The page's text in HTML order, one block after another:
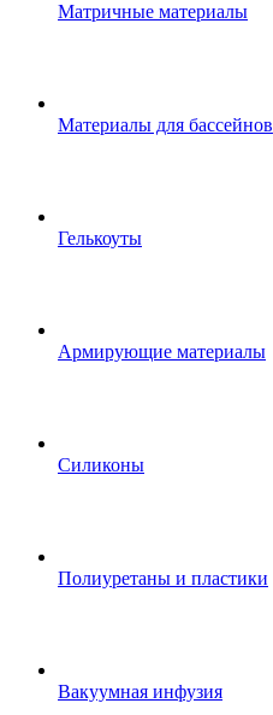
Матричные материалы
Материалы для бассейнов
Гелькоуты
Армирующие материалы
Силиконы
Полиуретаны и пластики
Вакуумная инфузия